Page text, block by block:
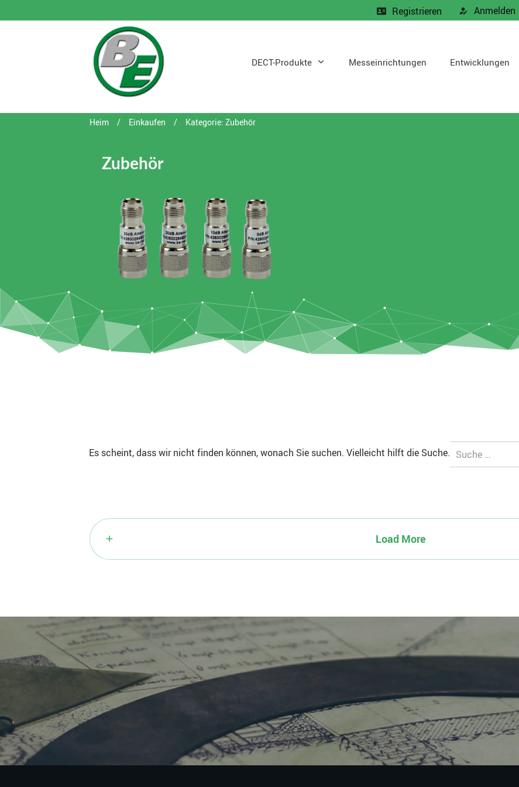
Registrieren Anmelden
DECT-Produkte Messeinrichtungen Entwicklungen
Heim / Einkaufen / Kategorie: Zubehör
Zubehör
Es scheint, dass wir nicht finden können, wonach Sie suchen. Vielleicht hilft die Suche. Suche
nach:
Load More